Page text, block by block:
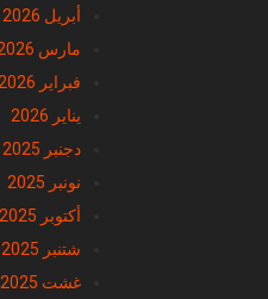
أبريل 2026
مارس 2026
فبراير 2026
يناير 2026
دجنبر 2025
نونبر 2025
أكتوبر 2025
شتنبر 2025
غشت 2025